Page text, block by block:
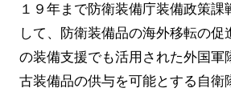
１９年まで防衛装備庁装備政策課
して、防衛装備品の海外移転の促
の装備支援でも活用された外国軍
古装備品の供与を可能とする自衛